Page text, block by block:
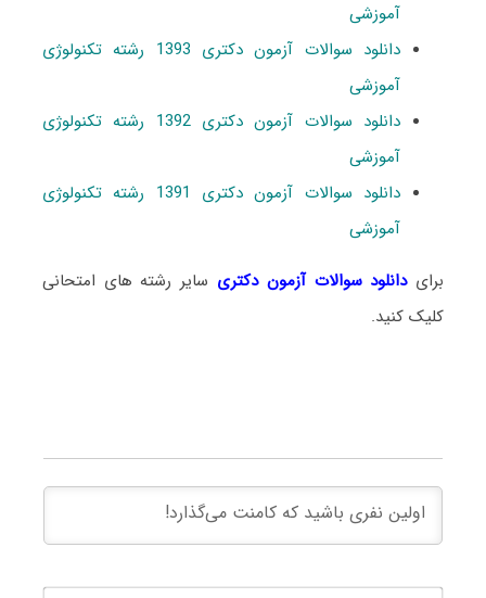
آموزشی
دانلود سوالات آزمون دکتری 1393 رشته تکنولوژی
آموزشی
دانلود سوالات آزمون دکتری 1392 رشته تکنولوژی
آموزشی
دانلود سوالات آزمون دکتری 1391 رشته تکنولوژی
آموزشی
برایدانلود سوالات آزمون دکتری سایر رشته های امتحانی
کلیک کنید.